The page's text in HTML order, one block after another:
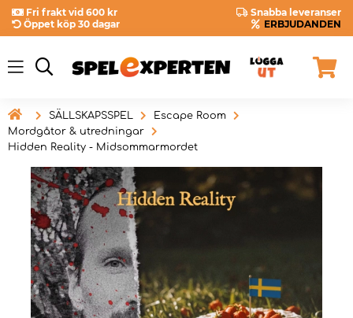
Fri frakt vid 600 kr
Snabba leveranser
Öppet köp 30 dagar
ERBJUDANDEN
 SÄLLSKAPSSPEL
Escape Room
Mordgåtor & utredningar
Hidden Reality - Midsommarmordet